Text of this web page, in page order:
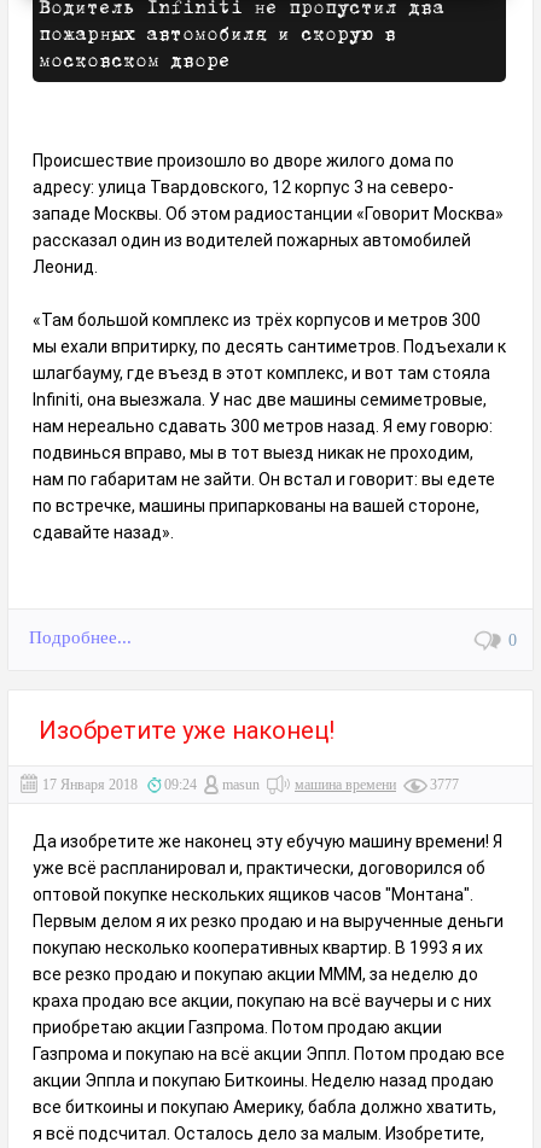
Водитель Infiniti не пропустил два
пожарных автомобиля и скорую в
московском дворе
Происшествие произошло во дворе жилого дома по
адресу: улица Твардовского, 12 корпус 3 на северо-
западе Москвы. Об этом радиостанции «Говорит Москва»
рассказал один из водителей пожарных автомобилей
Леонид.
«Там большой комплекс из трёх корпусов и метров 300
мы ехали впритирку, по десять сантиметров. Подъехали к
шлагбауму, где въезд в этот комплекс, и вот там стояла
Infiniti, она выезжала. У нас две машины семиметровые,
нам нереально сдавать 300 метров назад. Я ему говорю:
подвинься вправо, мы в тот выезд никак не проходим,
нам по габаритам не зайти. Он встал и говорит: вы едете
по встречке, машины припаркованы на вашей стороне,
сдавайте назад».
Подробнее... 0
Изобретите уже наконец!
17 Января 2018 09:24 masun машина времени 3777
Да изобретите же наконец эту ебучую машину времени! Я
уже всё распланировал и, практически, договорился об
оптовой покупке нескольких ящиков часов "Монтана".
Первым делом я их резко продаю и на вырученные деньги
покупаю несколько кооперативных квартир. В 1993 я их
все резко продаю и покупаю акции МММ, за неделю до
краха продаю все акции, покупаю на всё ваучеры и с них
приобретаю акции Газпрома. Потом продаю акции
Газпрома и покупаю на всё акции Эппл. Потом продаю все
акции Эппла и покупаю Биткоины. Неделю назад продаю
все биткоины и покупаю Америку, бабла должно хватить,
я всё подсчитал. Осталось дело за малым. Изобретите,